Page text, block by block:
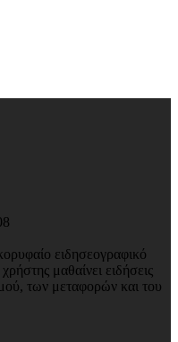
ειδησεογραφικό
μαθαίνει ειδήσεις
των μεταφορών και του